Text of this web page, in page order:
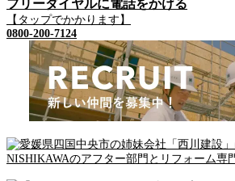
フリーダイヤルに電話をかける
【タップでかかります】
0800-200-7124